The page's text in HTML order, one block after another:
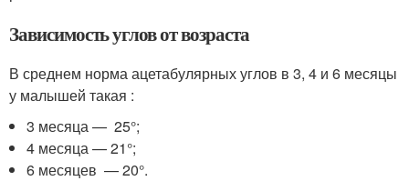
Зависимость углов от возраста
В среднем норма ацетабулярных углов в 3, 4 и 6 месяцы
у малышей такая :
3 месяца — 25°;
4 месяца — 21°;
6 месяцев — 20°.